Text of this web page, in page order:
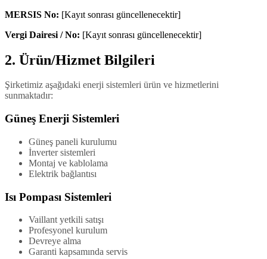
MERSIS No: [Kayıt sonrası güncellenecektir]
Vergi Dairesi / No: [Kayıt sonrası güncellenecektir]
2. Ürün/Hizmet Bilgileri
Şirketimiz aşağıdaki enerji sistemleri ürün ve hizmetlerini
sunmaktadır:
Güneş Enerji Sistemleri
Güneş paneli kurulumu
İnverter sistemleri
Montaj ve kablolama
Elektrik bağlantısı
Isı Pompası Sistemleri
Vaillant yetkili satışı
Profesyonel kurulum
Devreye alma
Garanti kapsamında servis